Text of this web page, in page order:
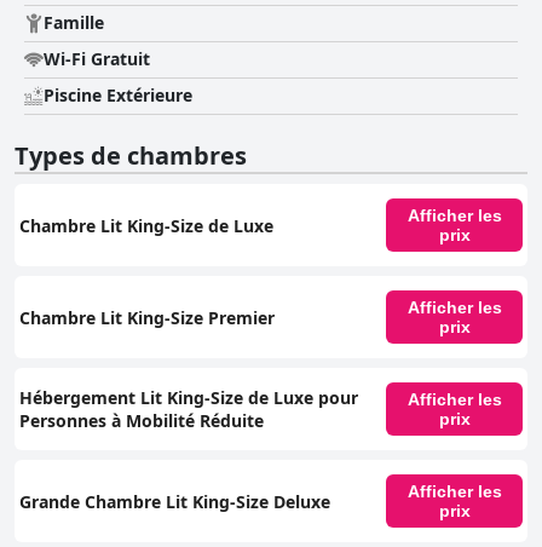
Famille
Wi-Fi Gratuit
Piscine Extérieure
Types de chambres
Chambre Lit King-Size de Luxe
Afficher les
prix
Chambre Lit King-Size Premier
Afficher les
prix
Hébergement Lit King-Size de Luxe pour
Personnes à Mobilité Réduite
Afficher les
prix
Grande Chambre Lit King-Size Deluxe
Afficher les
prix